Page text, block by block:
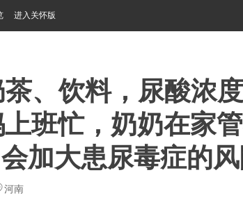
进入关怀版
、饮料，尿酸浓
班忙，奶奶在家
加大患尿毒症的
河南